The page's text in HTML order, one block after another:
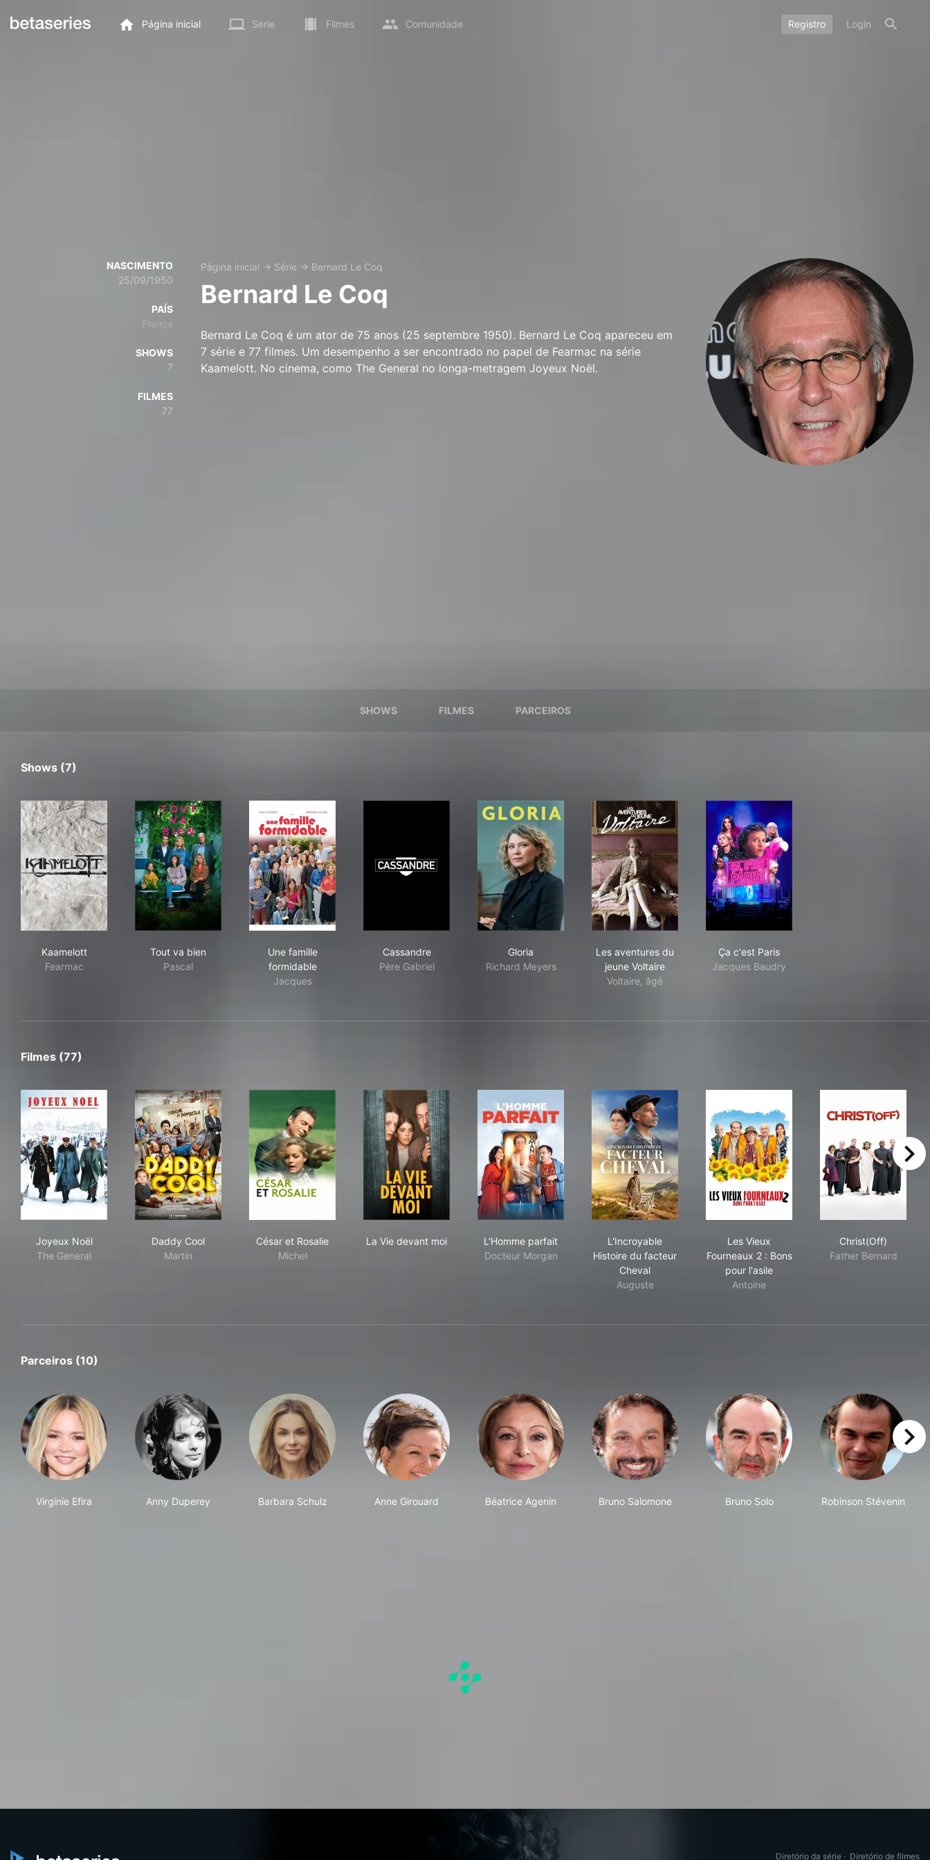
Página inicial Série Filmes Comunidade Registro Login
NASCIMENTO
25/09/1950
PAÍS
França
SHOWS
7
FILMES
77
Página inicial → Série → Bernard Le Coq
Bernard Le Coq
Bernard Le Coq é um ator de 75 anos (25 septembre 1950). Bernard Le Coq apareceu em
7 série e 77 filmes. Um desempenho a ser encontrado no papel de Fearmac na série
Kaamelott. No cinema, como The General no longa-metragem Joyeux Noël.
SHOWS FILMES PARCEIROS
Shows (7)
Kaamelott
Fearmac
Tout va bien
Pascal
Une famille
formidable
Jacques
Cassandre
Père Gabriel
Gloria
Richard Meyers
Les aventures du
jeune Voltaire
Voltaire, âgé
Ça c'est Paris
Jacques Baudry
Filmes (77)
Joyeux Noël
The General
Daddy Cool
Martin
César et Rosalie
Michel
La Vie devant moi
L'Homme parfait
Docteur Morgan
L'Incroyable
Histoire du facteur
Cheval
Auguste
Les Vieux
Fourneaux 2 : Bons
pour l'asile
Antoine
Christ(Off)
Father Bernard
right
Parceiros (10)
Virginie Efira Anny Duperey Barbara Schulz Anne Girouard Béatrice Agenin Bruno Salomone Bruno Solo Robinson Stévenin
right
Diretório da série · Diretório de filmes